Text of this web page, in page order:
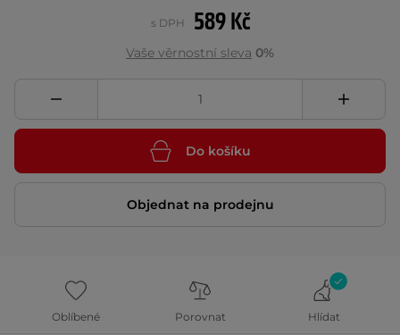
589 Kč
s DPH
Vaše věrnostní sleva 0%
Do košíku
Objednat na prodejnu
Oblíbené Porovnat Hlídat